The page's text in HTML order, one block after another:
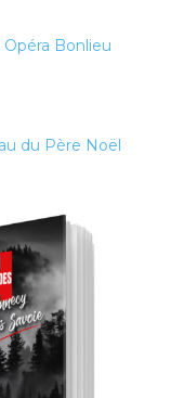
Bonlieu
du Père Noël